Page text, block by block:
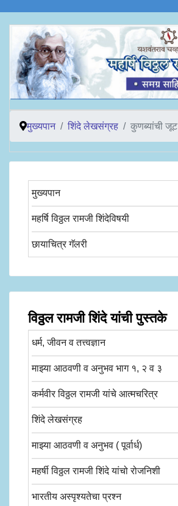
मुख्यपान शिंदे लेखसंग्रह कुणब्यांची जूट
मुख्यपान
महर्षि विठ्ठल रामजी शिंदेविषयी
छायाचित्र गॅलरी
विठ्ठल रामजी शिंदे यांची पुस्तके
धर्म, जीवन व तत्त्वज्ञान
माझ्या आठवणी व अनुभव भाग १, २ व ३
कर्मवीर विठ्ठल रामजी यांचे आत्मचरित्र
शिंदे लेखसंग्रह
माझ्या आठवणी व अनुभव ( पूर्वार्ध)
महर्षी विठ्ठल रामजी शिंदे यांचो रोजनिशी
भारतीय अस्पृश्यतेचा प्रश्न